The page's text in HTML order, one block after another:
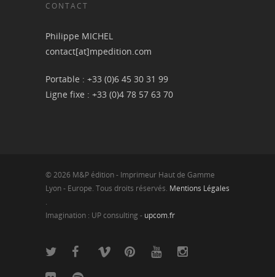
CONTACT
Philippe MICHEL
contact[at]mpedition.com
Portable : +33 (0)6 45 30 31 99
Ligne fixe : +33 (0)4 78 57 63 70
© 2026 M&P édition - Imprimeur Haut de Gamme
Lyon - Europe. Tous droits réservés. Mentions Légales
.
Imagination : UP consulting - upcom.fr